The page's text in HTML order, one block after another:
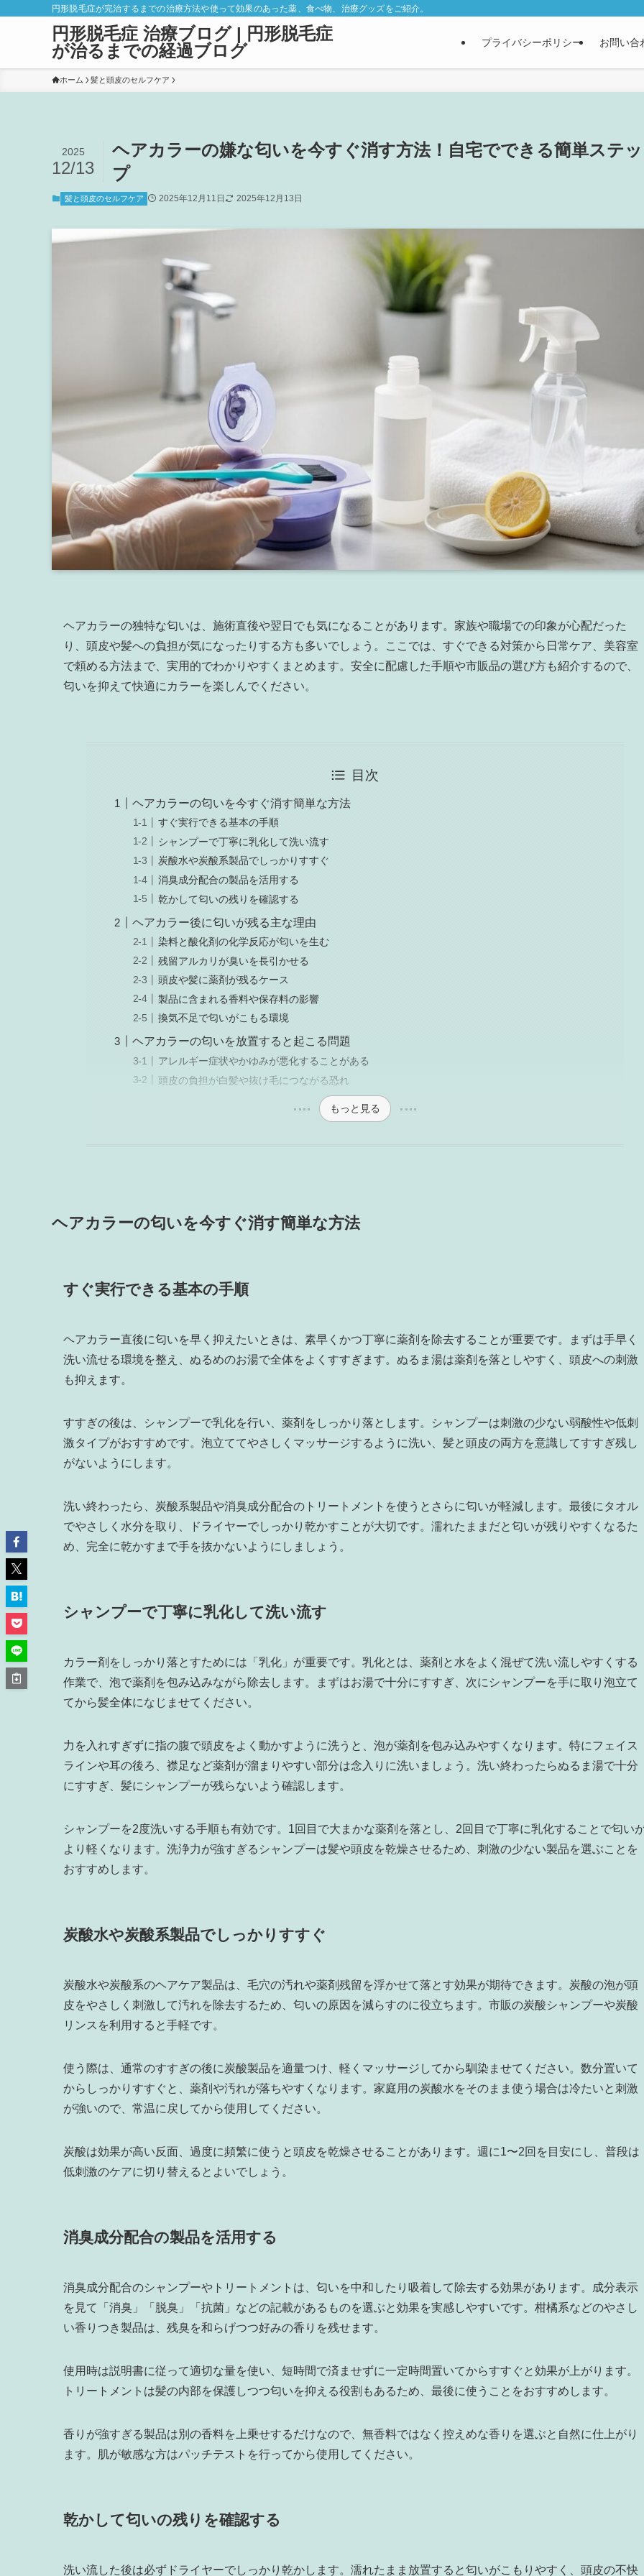
円形脱毛症が完治するまでの治療方法や使って効果のあった薬、食べ物、治療グッズをご紹介。
円形脱毛症 治療ブログ | 円形脱毛症
が治るまでの経過ブログ
プライバシーポリシー お問い合
ホーム 髪と頭皮のセルフケア
ヘアカラーの嫌な匂いを今すぐ消す方法！自宅でできる簡単ステッ
プ
2025
12/13
髪と頭皮のセルフケア 2025年12月11日 2025年12月13日
ヘアカラーの独特な匂いは、施術直後や翌日でも気になることがあります。家族や職場での印象が心配だった
り、頭皮や髪への負担が気になったりする方も多いでしょう。ここでは、すぐできる対策から日常ケア、美容室
で頼める方法まで、実用的でわかりやすくまとめます。安全に配慮した手順や市販品の選び方も紹介するので、
匂いを抑えて快適にカラーを楽しんでください。
目次
ヘアカラーの匂いを今すぐ消す簡単な方法
すぐ実行できる基本の手順
シャンプーで丁寧に乳化して洗い流す
炭酸水や炭酸系製品でしっかりすすぐ
消臭成分配合の製品を活用する
乾かして匂いの残りを確認する
ヘアカラー後に匂いが残る主な理由
染料と酸化剤の化学反応が匂いを生む
残留アルカリが臭いを長引かせる
頭皮や髪に薬剤が残るケース
製品に含まれる香料や保存料の影響
換気不足で匂いがこもる環境
ヘアカラーの匂いを放置すると起こる問題
アレルギー症状やかゆみが悪化することがある
頭皮の負担が白髪や抜け毛につながる恐れ
もっと見る
ヘアカラーの匂いを今すぐ消す簡単な方法
すぐ実行できる基本の手順
ヘアカラー直後に匂いを早く抑えたいときは、素早くかつ丁寧に薬剤を除去することが重要です。まずは手早く
洗い流せる環境を整え、ぬるめのお湯で全体をよくすすぎます。ぬるま湯は薬剤を落としやすく、頭皮への刺激
も抑えます。
すすぎの後は、シャンプーで乳化を行い、薬剤をしっかり落とします。シャンプーは刺激の少ない弱酸性や低刺
激タイプがおすすめです。泡立ててやさしくマッサージするように洗い、髪と頭皮の両方を意識してすすぎ残し
がないようにします。
洗い終わったら、炭酸系製品や消臭成分配合のトリートメントを使うとさらに匂いが軽減します。最後にタオル
でやさしく水分を取り、ドライヤーでしっかり乾かすことが大切です。濡れたままだと匂いが残りやすくなるた
め、完全に乾かすまで手を抜かないようにしましょう。
シャンプーで丁寧に乳化して洗い流す
カラー剤をしっかり落とすためには「乳化」が重要です。乳化とは、薬剤と水をよく混ぜて洗い流しやすくする
作業で、泡で薬剤を包み込みながら除去します。まずはお湯で十分にすすぎ、次にシャンプーを手に取り泡立て
てから髪全体になじませてください。
力を入れすぎずに指の腹で頭皮をよく動かすように洗うと、泡が薬剤を包み込みやすくなります。特にフェイス
ラインや耳の後ろ、襟足など薬剤が溜まりやすい部分は念入りに洗いましょう。洗い終わったらぬるま湯で十分
にすすぎ、髪にシャンプーが残らないよう確認します。
シャンプーを2度洗いする手順も有効です。1回目で大まかな薬剤を落とし、2回目で丁寧に乳化することで匂い
より軽くなります。洗浄力が強すぎるシャンプーは髪や頭皮を乾燥させるため、刺激の少ない製品を選ぶことを
おすすめします。
炭酸水や炭酸系製品でしっかりすすぐ
炭酸水や炭酸系のヘアケア製品は、毛穴の汚れや薬剤残留を浮かせて落とす効果が期待できます。炭酸の泡が頭
皮をやさしく刺激して汚れを除去するため、匂いの原因を減らすのに役立ちます。市販の炭酸シャンプーや炭酸
リンスを利用すると手軽です。
使う際は、通常のすすぎの後に炭酸製品を適量つけ、軽くマッサージしてから馴染ませてください。数分置いて
からしっかりすすぐと、薬剤や汚れが落ちやすくなります。家庭用の炭酸水をそのまま使う場合は冷たいと刺激
が強いので、常温に戻してから使用してください。
炭酸は効果が高い反面、過度に頻繁に使うと頭皮を乾燥させることがあります。週に1〜2回を目安にし、普段は
低刺激のケアに切り替えるとよいでしょう。
消臭成分配合の製品を活用する
消臭成分配合のシャンプーやトリートメントは、匂いを中和したり吸着して除去する効果があります。成分表示
を見て「消臭」「脱臭」「抗菌」などの記載があるものを選ぶと効果を実感しやすいです。柑橘系などのやさし
い香りつき製品は、残臭を和らげつつ好みの香りを残せます。
使用時は説明書に従って適切な量を使い、短時間で済ませずに一定時間置いてからすすぐと効果が上がります。
トリートメントは髪の内部を保護しつつ匂いを抑える役割もあるため、最後に使うことをおすすめします。
香りが強すぎる製品は別の香料を上乗せするだけなので、無香料ではなく控えめな香りを選ぶと自然に仕上がり
ます。肌が敏感な方はパッチテストを行ってから使用してください。
乾かして匂いの残りを確認する
洗い流した後は必ずドライヤーでしっかり乾かします。濡れたまま放置すると匂いがこもりやすく、頭皮の不快